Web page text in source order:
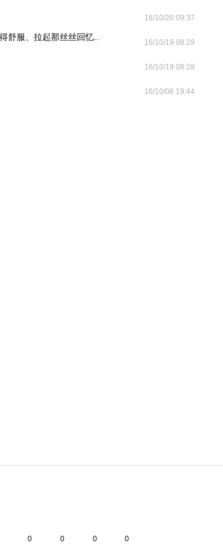
16/10/20 09:37
舒服、拉起那丝丝回忆..
16/10/19 08:29
16/10/19 08:28
16/10/06 19:44
0 0 0 0